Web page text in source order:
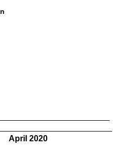
April 2020